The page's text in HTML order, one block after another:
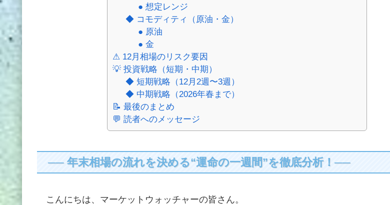
● 想定レンジ
◆ コモディティ（原油・金）
● 原油
● 金
⚠ 12月相場のリスク要因
💡 投資戦略（短期・中期）
◆ 短期戦略（12月2週〜3週）
◆ 中期戦略（2026年春まで）
📝 最後のまとめ
💬 読者へのメッセージ
── 年末相場の流れを決める“運命の一週間”を徹底分析！──
こんにちは、マーケットウォッチャーの皆さん。